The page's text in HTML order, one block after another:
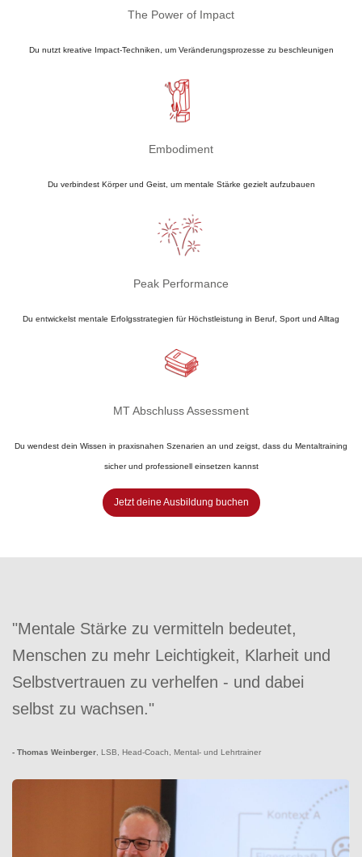
The Power of Impact
Du nutzt kreative Impact-Techniken, um Veränderungsprozesse zu beschleunigen
Embodiment​
Du verbindest Körper und Geist, um mentale Stärke gezielt aufzubauen
Peak Performance
Du entwickelst mentale Erfolgsstrategien für Höchstleistung in Beruf, Sport und Alltag
MT Abschluss Assessment​
Du wendest dein Wissen in praxisnahen Szenarien an und zeigst, dass du Mentaltraining
sicher und professionell einsetzen kannst
Jetzt deine Ausbildung buchen
"Mentale Stärke zu vermitteln bedeutet,
Menschen zu mehr Leichtigkeit, Klarheit und
Selbstvertrauen zu verhelfen - und dabei
selbst zu wachsen."
- Thomas Weinberger , LSB, Head-Coach, Mental- und Lehrtrainer